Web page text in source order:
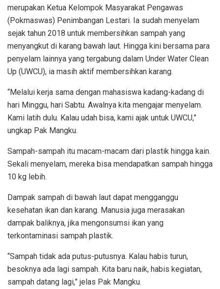
merupakan Ketua Kelompok Masyarakat Pengawas
(Pokmaswas) Penimbangan Lestari. Ia sudah menyelam
sejak tahun 2018 untuk membersihkan sampah yang
menyangkut di karang bawah laut. Hingga kini bersama para
penyelam lainnya yang tergabung dalam Under Water Clean
Up (UWCU), ia masih aktif membersihkan karang.
“Melalui kerja sama dengan mahasiswa kadang-kadang di
hari Minggu, hari Sabtu. Awalnya kita mengajar menyelam.
Kami latih dulu. Kalau udah bisa, kami ajak untuk UWCU,”
ungkap Pak Mangku.
Sampah-sampah itu macam-macam dari plastik hingga kain.
Sekali menyelam, mereka bisa mendapatkan sampah hingga
10 kg lebih.
Dampak sampah di bawah laut dapat mengganggu
kesehatan ikan dan karang. Manusia juga merasakan
dampak baliknya, jika mengonsumsi ikan yang
terkontaminasi sampah plastik.
“Sampah tidak ada putus-putusnya. Kalau habis turun,
besoknya ada lagi sampah. Kita baru naik, habis kegiatan,
sampah datang lagi,” jelas Pak Mangku.